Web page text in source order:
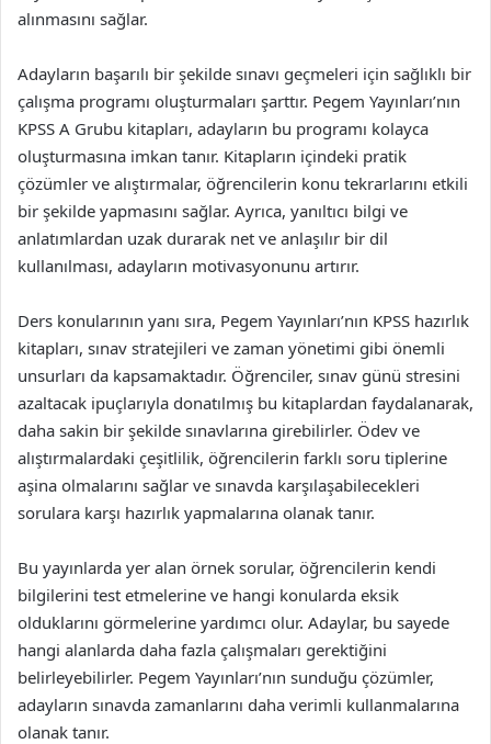
alınmasını sağlar.
Adayların başarılı bir şekilde sınavı geçmeleri için sağlıklı bir
çalışma programı oluşturmaları şarttır. Pegem Yayınları’nın
KPSS A Grubu kitapları, adayların bu programı kolayca
oluşturmasına imkan tanır. Kitapların içindeki pratik
çözümler ve alıştırmalar, öğrencilerin konu tekrarlarını etkili
bir şekilde yapmasını sağlar. Ayrıca, yanıltıcı bilgi ve
anlatımlardan uzak durarak net ve anlaşılır bir dil
kullanılması, adayların motivasyonunu artırır.
Ders konularının yanı sıra, Pegem Yayınları’nın KPSS hazırlık
kitapları, sınav stratejileri ve zaman yönetimi gibi önemli
unsurları da kapsamaktadır. Öğrenciler, sınav günü stresini
azaltacak ipuçlarıyla donatılmış bu kitaplardan faydalanarak,
daha sakin bir şekilde sınavlarına girebilirler. Ödev ve
alıştırmalardaki çeşitlilik, öğrencilerin farklı soru tiplerine
aşina olmalarını sağlar ve sınavda karşılaşabilecekleri
sorulara karşı hazırlık yapmalarına olanak tanır.
Bu yayınlarda yer alan örnek sorular, öğrencilerin kendi
bilgilerini test etmelerine ve hangi konularda eksik
olduklarını görmelerine yardımcı olur. Adaylar, bu sayede
hangi alanlarda daha fazla çalışmaları gerektiğini
belirleyebilirler. Pegem Yayınları’nın sunduğu çözümler,
adayların sınavda zamanlarını daha verimli kullanmalarına
olanak tanır.